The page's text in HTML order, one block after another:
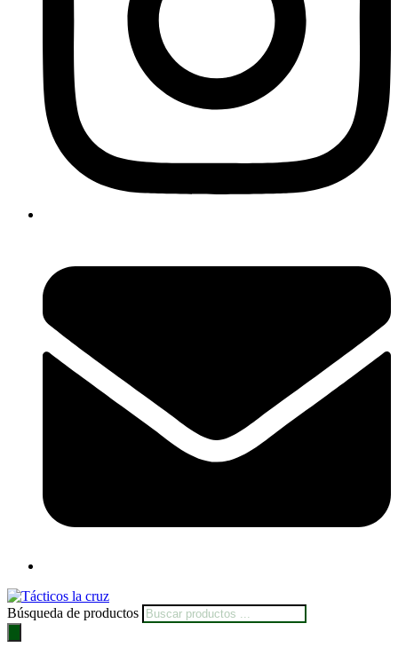
Búsqueda de productos